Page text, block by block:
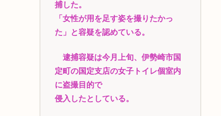
捕した。
「女性が用を足す姿を撮りたかっ
た」と容疑を認めている。
逮捕容疑は今月上旬、伊勢崎市国
定町の国定支店の女子トイレ個室内
に盗撮目的で
侵入したとしている。